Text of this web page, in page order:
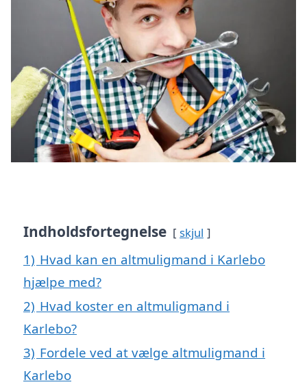
Indholdsfortegnelse skjul
1) Hvad kan en altmuligmand i Karlebo
hjælpe med?
2) Hvad koster en altmuligmand i
Karlebo?
3) Fordele ved at vælge altmuligmand i
Karlebo